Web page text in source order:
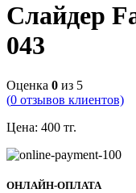
Слайдер
043
Оценка 0 из 5
(0 отзывов клиентов)
Цена: 400 тг.
ОНЛАЙН-ОПЛАТА